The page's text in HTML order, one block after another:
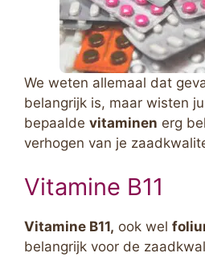
We weten allemaal dat
belangrijk is, maar wisten
bepaalde vitaminen erg
verhogen van je
Vitamine B11
Vitamine B11, ook wel
belangrijk voor de